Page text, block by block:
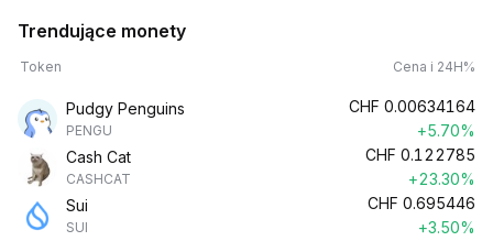
Trendujące monety
Token Cena i 24H%
Pudgy Penguins
PENGU
CHF 0.00634164
+5.70%
Cash Cat
CASHCAT
CHF 0.122785
+23.30%
Sui
SUI
CHF 0.695446
+3.50%